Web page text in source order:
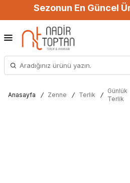
Sezonun En Güncel
Anasayfa / Zenne / Terlik /
Günlük
Terlik